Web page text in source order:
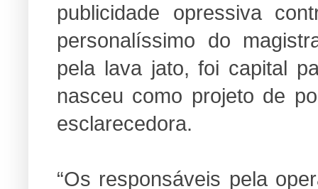
publicidade opressiva
personalíssimo do
pela lava jato, foi capital
nasceu como projeto de
esclarecedora.
“Os responsáveis pela